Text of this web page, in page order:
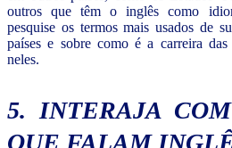
outros que têm o inglês como
pesquise os termos mais usados de
países e sobre como é a carreira das
neles.
5. INTERAJA
QUE FALAM